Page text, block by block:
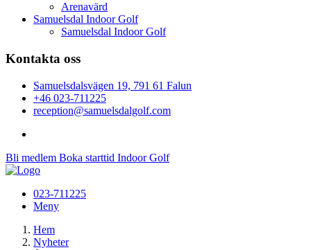
Arenavärd
Samuelsdal Indoor Golf
Samuelsdal Indoor Golf
Kontakta oss
Samuelsdalsvägen 19, 791 61 Falun
+46 023-711225
reception@samuelsdalgolf.com
Bli medlem Boka starttid Indoor Golf
023-711225
Meny
Hem
Nyheter